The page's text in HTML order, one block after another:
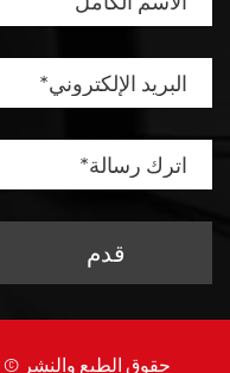
حقوق الطبع والنشر ©